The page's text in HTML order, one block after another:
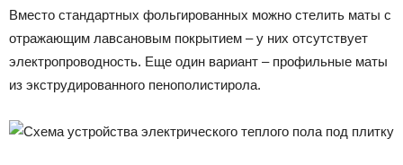
Вместо стандартных фольгированных можно стелить маты с
отражающим лавсановым покрытием – у них отсутствует
электропроводность. Еще один вариант – профильные маты
из экструдированного пенополистирола.